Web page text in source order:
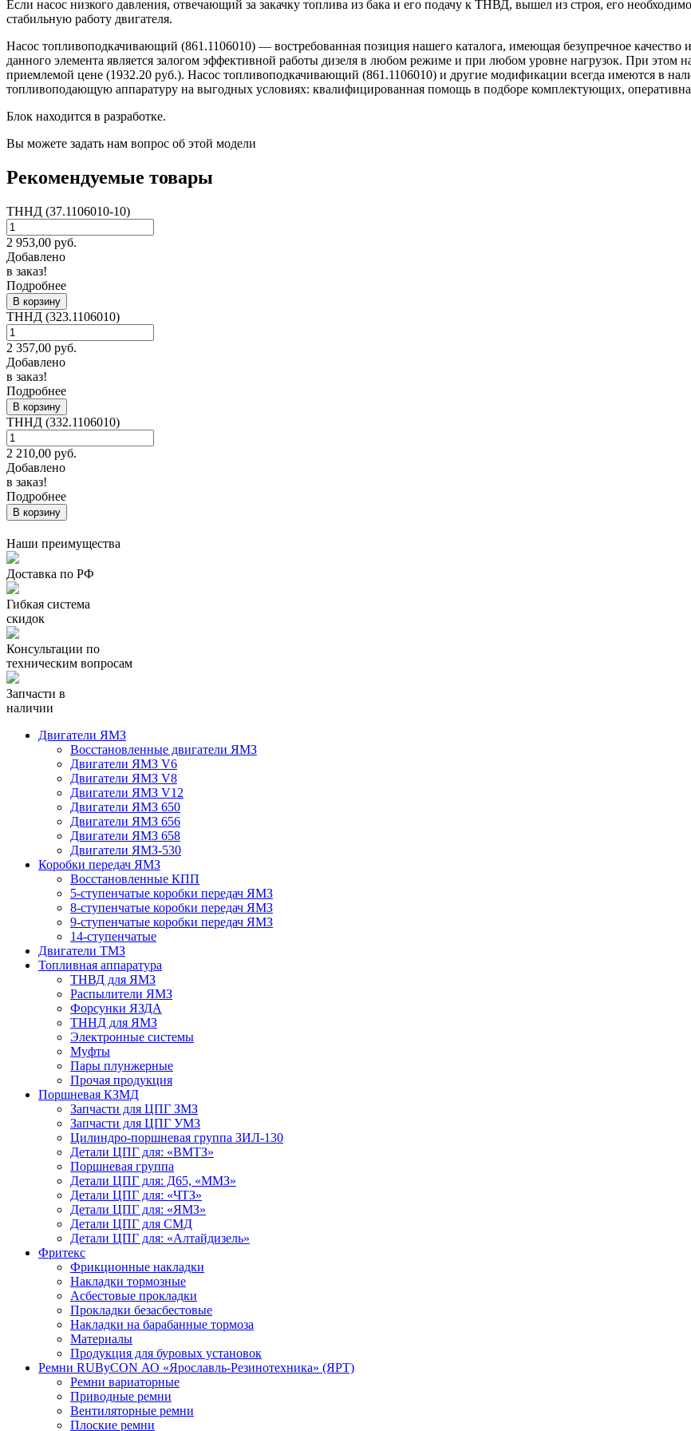
Если насос низкого давления, отвечающий за закачку топлива из бака и его подачу к ТНВД, вышел из строя, его
стабильную работу двигателя.
Насос топливоподкачивающий (861.1106010) — востребованная позиция нашего каталога, имеющая безупречное качество
данного элемента является залогом эффективной работы дизеля в любом режиме и при любом уровне нагрузок. При этом
приемлемой цене (1932.20 руб.). Насос топливоподкачивающий (861.1106010) и другие модификации всегда имеются в
топливоподающую аппаратуру на выгодных условиях: квалифицированная помощь в подборе комплектующих,
Блок находится в разработке.
Вы можете задать нам вопрос об этой модели
Рекомендуемые товары
ТННД (37.1106010-10)
2 953,00 руб.
Добавлено
в заказ!
Подробнее
В корзину
ТННД (323.1106010)
2 357,00 руб.
Добавлено
в заказ!
Подробнее
В корзину
ТННД (332.1106010)
2 210,00 руб.
Добавлено
в заказ!
Подробнее
В корзину
Наши преимущества
Доставка по РФ
Гибкая система
скидок
Консультации по
техническим вопросам
Запчасти в
наличии
Двигатели ЯМЗ
Восстановленные двигатели ЯМЗ
Двигатели ЯМЗ V6
Двигатели ЯМЗ V8
Двигатели ЯМЗ V12
Двигатели ЯМЗ 650
Двигатели ЯМЗ 656
Двигатели ЯМЗ 658
Двигатели ЯМЗ-530
Коробки передач ЯМЗ
Восстановленные КПП
5-ступенчатые коробки передач ЯМЗ
8-ступенчатые коробки передач ЯМЗ
9-ступенчатые коробки передач ЯМЗ
14-ступенчатые
Двигатели ТМЗ
Топливная аппаратура
ТНВД для ЯМЗ
Распылители ЯМЗ
Форсунки ЯЗДА
ТННД для ЯМЗ
Электронные системы
Муфты
Пары плунжерные
Прочая продукция
Поршневая КЗМД
Запчасти для ЦПГ ЗМЗ
Запчасти для ЦПГ УМЗ
Цилиндро-поршневая группа ЗИЛ-130
Детали ЦПГ для: «ВМТЗ»
Поршневая группа
Детали ЦПГ для: Д65, «ММЗ»
Детали ЦПГ для: «ЧТЗ»
Детали ЦПГ для: «ЯМЗ»
Детали ЦПГ для СМД
Детали ЦПГ для: «Алтайдизель»
Фритекс
Фрикционные накладки
Накладки тормозные
Асбестовые прокладки
Прокладки безасбестовые
Накладки на барабанные тормоза
Материалы
Продукция для буровых установок
Ремни RUByCON АО «Ярославль-Резинотехника» (ЯРТ)
Ремни вариаторные
Приводные ремни
Вентиляторные ремни
Плоские ремни